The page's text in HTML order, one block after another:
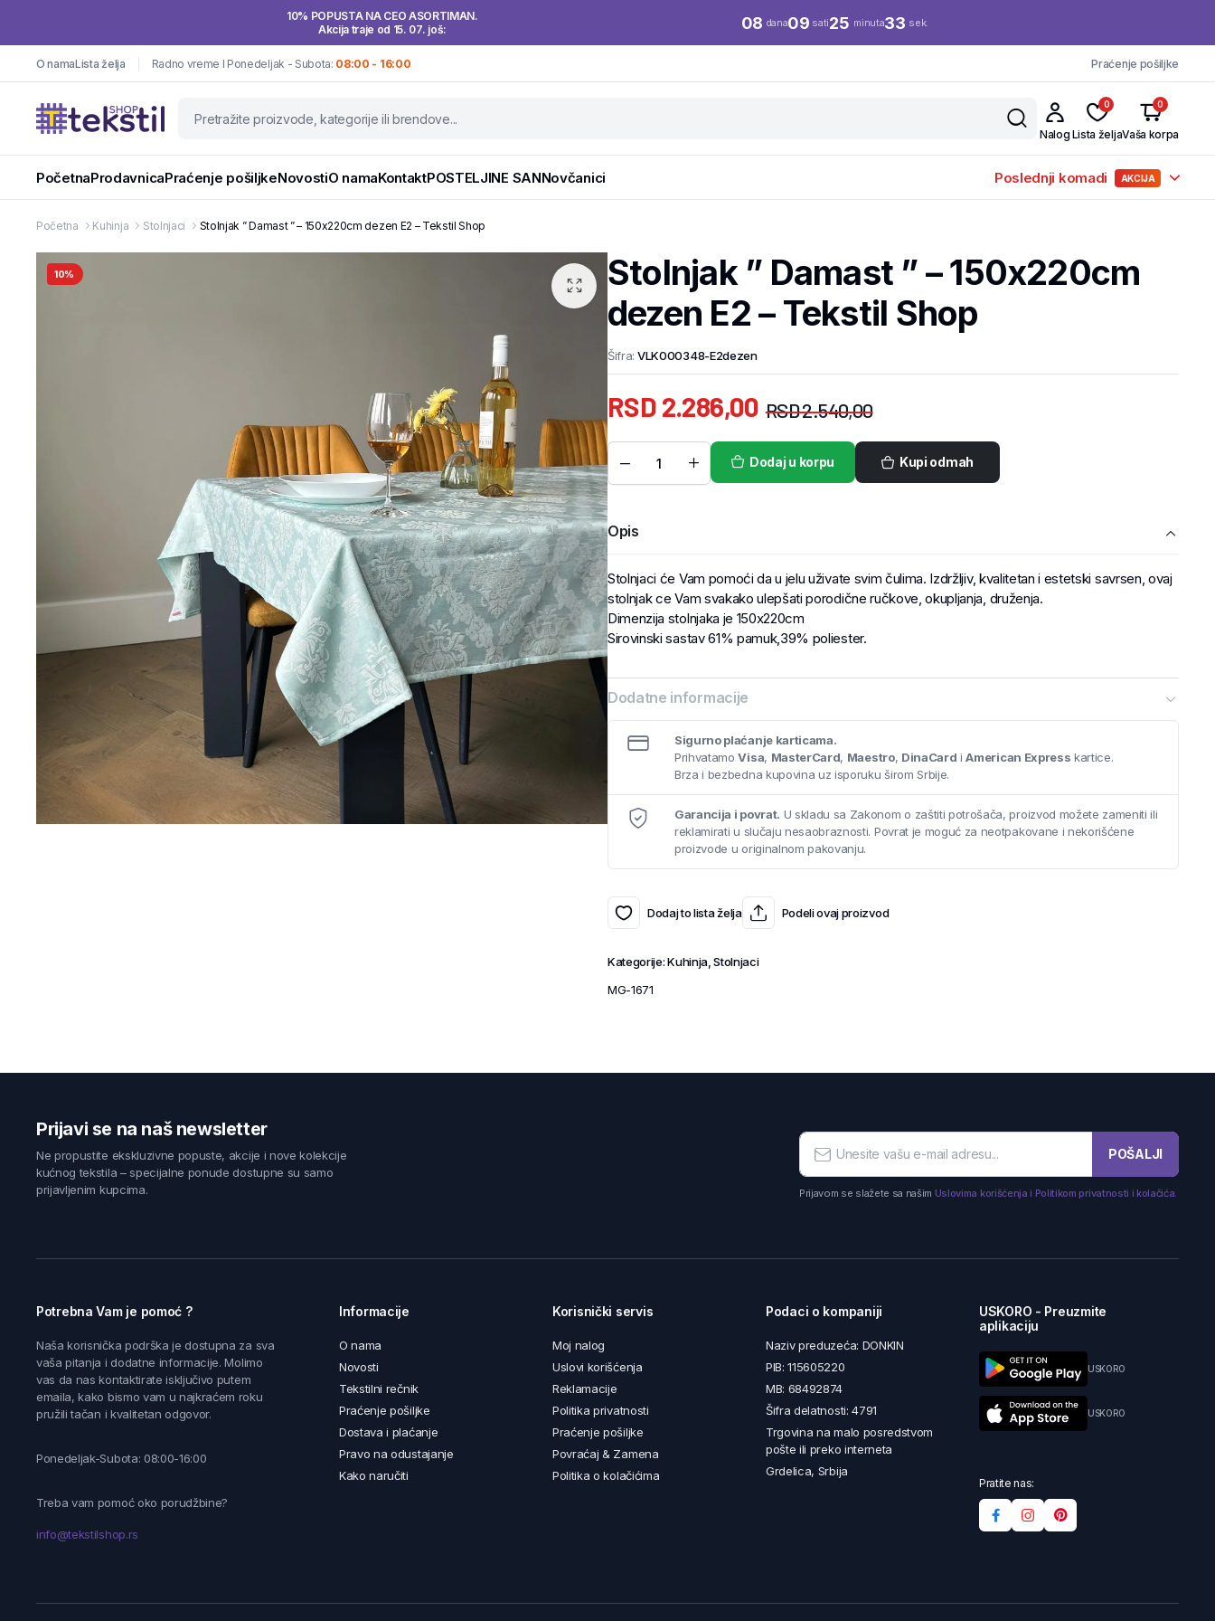
10% POPUSTA NA CEO ASORTIMAN.
Akcija traje od 15. 07. još:
08 dana09 sati25 minuta32 sek.
O namaLista želja Radno vreme I Ponedeljak - Subota: 08:00 - 16:00 Praćenje pošiljke
Nalog
0
Lista želja
0
Vaša korpa
PočetnaProdavnicaPraćenje pošiljkeNovostiO namaKontaktPOSTELJINE SANNovčanici Poslednji komadi AKCIJA
Početna Kuhinja Stolnjaci Stolnjak ” Damast ” – 150x220cm dezen E2 – Tekstil Shop
10%
Stolnjak ” Damast ” – 150x220cm
dezen E2 – Tekstil Shop
Šifra: VLK000348-E2dezen
RSD2.540,00
RSD2.286,00
Dodaj u korpu Kupi odmah
Opis
Stolnjaci će Vam pomoći da u jelu uživate svim čulima. Izdržljiv, kvalitetan i estetski savrsen, ovaj
stolnjak ce Vam svakako ulepšati porodične ručkove, okupljanja, druženja.
Dimenzija stolnjaka je 150x220cm
Sirovinski sastav 61% pamuk,39% poliester.
Dodatne informacije
Sigurno plaćanje karticama.
PrihvatamoVisa, MasterCard, Maestro, DinaCard iAmerican Express kartice.
Brza i bezbedna kupovina uz isporuku širom Srbije.
Garancija i povrat. U skladu sa Zakonom o zaštiti potrošača, proizvod možete zameniti ili
reklamirati u slučaju nesaobraznosti. Povrat je moguć za neotpakovane i nekorišćene
proizvode u originalnom pakovanju.
Dodaj to lista želja Podeli ovaj proizvod
Kategorije:Kuhinja,Stolnjaci
MG-1671
Prijavi se na naš newsletter
Ne propustite ekskluzivne popuste, akcije i nove kolekcije
kućnog tekstila – specijalne ponude dostupne su samo
prijavljenim kupcima.
POŠALJI
Prijavom se slažete sa našim Uslovima korišćenja i Politikom privatnosti i kolačića.
Potrebna Vam je pomoć ?
Naša korisnička podrška je dostupna za sva
vaša pitanja i dodatne informacije. Molimo
vas da nas kontaktirate isključivo putem
emaila, kako bismo vam u najkraćem roku
pružili tačan i kvalitetan odgovor.
Ponedeljak-Subota: 08:00-16:00
Treba vam pomoć oko porudžbine?
info@tekstilshop.rs
Informacije
O nama
Novosti
Tekstilni rečnik
Praćenje pošiljke
Dostava i plaćanje
Pravo na odustajanje
Kako naručiti
Korisnički servis
Moj nalog
Uslovi korišćenja
Reklamacije
Politika privatnosti
Praćenje pošiljke
Povraćaj & Zamena
Politika o kolačićima
Podaci o kompaniji
Naziv preduzeća: DONKIN
PIB: 115605220
MB: 68492874
Šifra delatnosti: 4791
Trgovina na malo posredstvom
pošte ili preko interneta
Grdelica, Srbija
USKORO - Preuzmite
aplikaciju
USKORO
USKORO
Pratite nas: